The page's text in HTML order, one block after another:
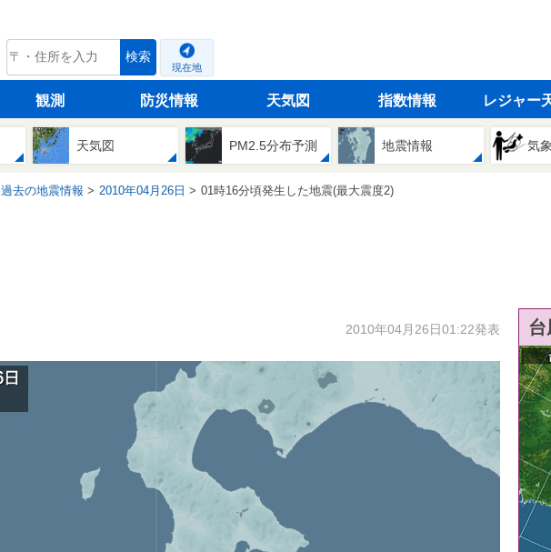
tenki.jp 検索
現在地
観測 防災情報 天気図 指数情報 レジャー
天気図 PM2.5分布予測 地震情報 気
過去の地震情報 2010年04月26日 01時16分頃発生した地震(最大震度2)
2010年04月26日01:22発表